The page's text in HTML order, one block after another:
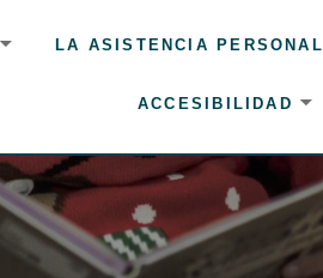
LA ASISTENCIA PERSONAL
ACCESIBILIDAD